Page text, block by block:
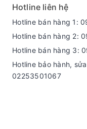
Hotline liên hệ
Hotline bán hàng 1:
Hotline bán hàng 2:
Hotline bán hàng 3:
Hotline bảo hành,
02253501067